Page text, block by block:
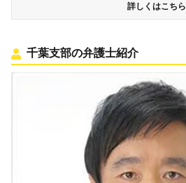
詳しくはこちら
千葉支部の弁護士紹介